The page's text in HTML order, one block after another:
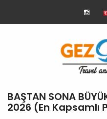
BAŞTAN SONA
2026 (En Kapsamlı